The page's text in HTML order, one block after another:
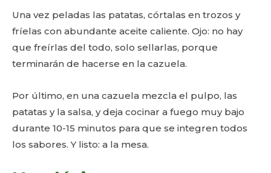
Una vez peladas las patatas, córtalas en trozos y
fríelas con abundante aceite caliente. Ojo: no hay
que freírlas del todo, solo sellarlas, porque
terminarán de hacerse en la cazuela.
Por último, en una cazuela mezcla el pulpo, las
patatas y la salsa, y deja cocinar a fuego muy bajo
durante 10-15 minutos para que se integren todos
los sabores. Y listo: a la mesa.